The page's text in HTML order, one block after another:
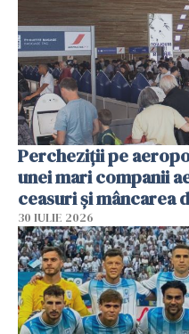
Percheziții pe
unei mari companii
ceasuri și mâncarea
30 IULIE 2026